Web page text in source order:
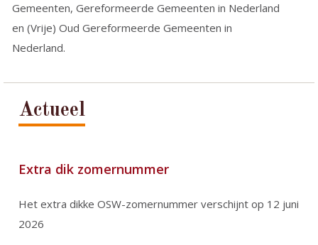
Gemeenten, Gereformeerde Gemeenten in Nederland
en (Vrije) Oud Gereformeerde Gemeenten in
Nederland.
Actueel
Extra dik zomernummer
Het extra dikke OSW-zomernummer verschijnt op 12 juni
2026